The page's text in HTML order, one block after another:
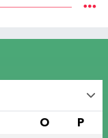
O P